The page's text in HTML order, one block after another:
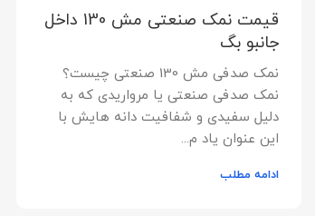
قیمت نمک صنعتی مش 130 داخل
جانبو بگ
نمک صدفی مش 130 صنعتی چیست؟
نمک صدفی صنعتی یا مرواریدی که به
دلیل سفیدی و شفافیت دانه هایش با
این عنوان یاد م...
ادامه مطلب